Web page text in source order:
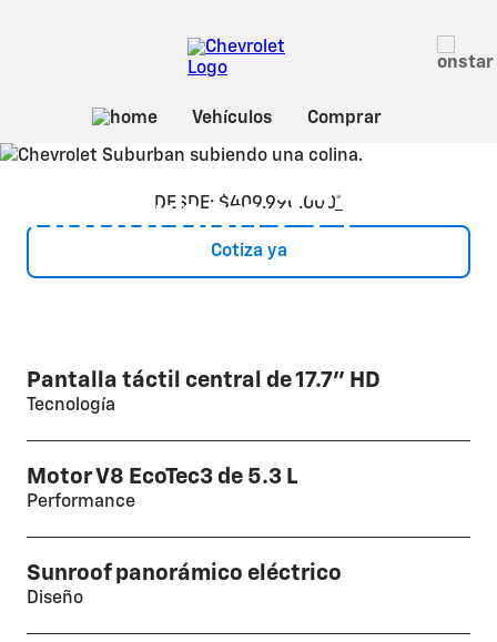
Suburban Z71
DESDE: $409.990.000*
Cotiza ya
Pantalla táctil central de 17.7” HD
Tecnología
Motor V8 EcoTec3 de 5.3 L
Performance
Sunroof panorámico eléctrico
Diseño